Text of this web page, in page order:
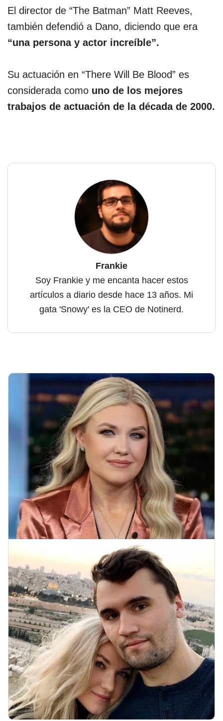
El director de “The Batman” Matt Reeves,
también defendió a Dano, diciendo que era
“una persona y actor increíble”.
Su actuación en “There Will Be Blood” es
considerada como uno de los mejores
trabajos de actuación de la década de 2000.
Frankie
Soy Frankie y me encanta hacer estos
artículos a diario desde hace 13 años. Mi
gata 'Snowy' es la CEO de Notinerd.